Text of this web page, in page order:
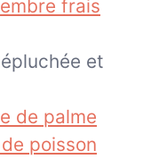
frais
et
de palme
poisson